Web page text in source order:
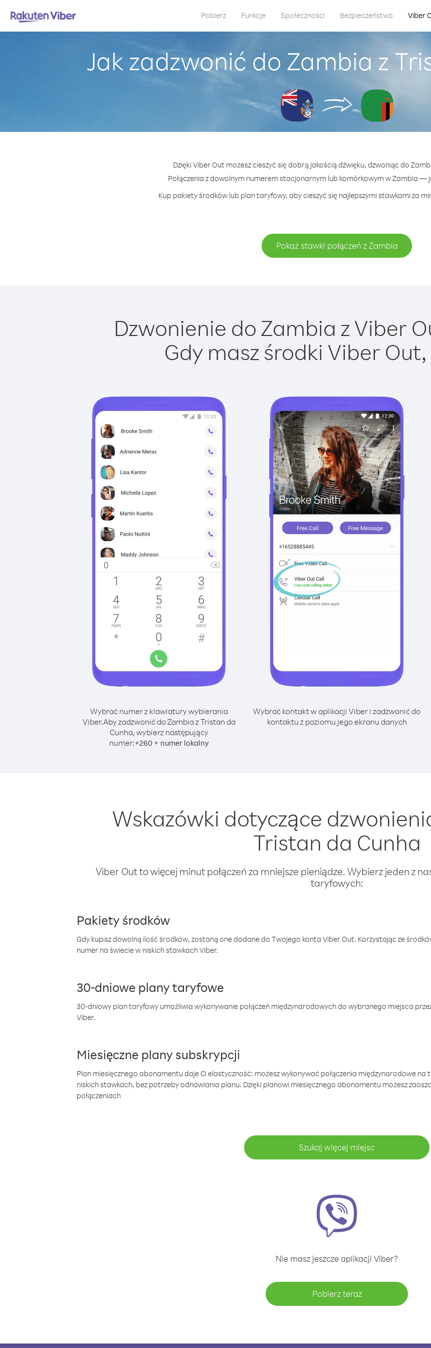
Pobierz Funkcje Społeczności Bezpieczeństwo Viber
Jak zadzwonić do Zambia z
Dzięki Viber Out możesz cieszyć się dobrą jakością dźwięku, dzwoniąc do
Połączenia z dowolnym numerem stacjonarnym lub komórkowym w Zambia —
Kup pakiety środków lub plan taryfowy, aby cieszyć się najlepszymi stawkami za
Pokaż stawki połączeń z Zambia
Dzwonienie do Zambia z Viber
Gdy masz środki Viber
Wybrać numer z klawiatury wybierania
Viber.Aby zadzwonić do Zambia z Tristan da
Cunha, wybierz następujący
numer:+260+ numer lokalny
Wybrać kontakt w aplikacji Viber i zadzwonić do
kontaktu z poziomu jego ekranu danych
Wskazówki dotyczące
Tristan da Cunha
Viber Out to więcej minut połączeń za mniejsze pieniądze. Wybierz jeden z
taryfowych:
Pakiety środków
Gdy kupisz dowolną ilość środków, zostaną one dodane do Twojego konta Viber Out. Korzystając ze
numer na świecie w niskich stawkach Viber.
30-dniowe plany taryfowe
30-dniowy plan taryfowy umożliwia wykonywanie połączeń międzynarodowych do wybranego miejsca
Viber.
Miesięczne plany subskrypcji
Plan miesięcznego abonamentu daje Ci elastyczność: możesz wykonywać połączenia międzynarodowe
niskich stawkach, bez potrzeby odnawiania planu. Dzięki planowi miesięcznego abonamentu możesz
połączeniach
Szukaj więcej miejsc
Nie masz jeszcze aplikacji Viber?
Pobierz teraz